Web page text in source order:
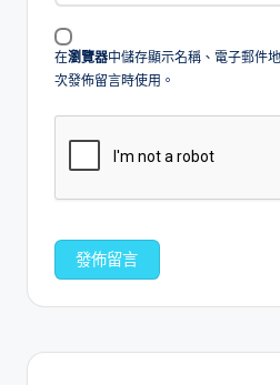
在瀏覽器中儲存顯示名稱、電子郵件
次發佈留言時使用。